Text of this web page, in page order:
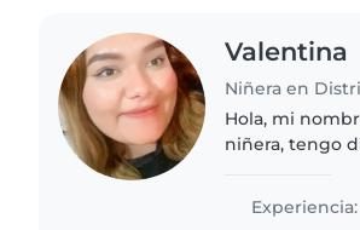
Valentina
Niñera en
Hola, mi
niñera, tengo
trujillo Peru,
Experiencia: